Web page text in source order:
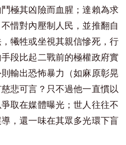
極其凶險而血腥；達賴為求
惜對內壓制人民，並推翻自
犧牲或坐視其親信慘死，行
段比起二戰前的極權政府實
輸出恐怖暴力（如麻原彰晃
悲可言？只不過他一直慣以
取在媒體曝光；世人往往不
，還一味在其眾多光環下盲